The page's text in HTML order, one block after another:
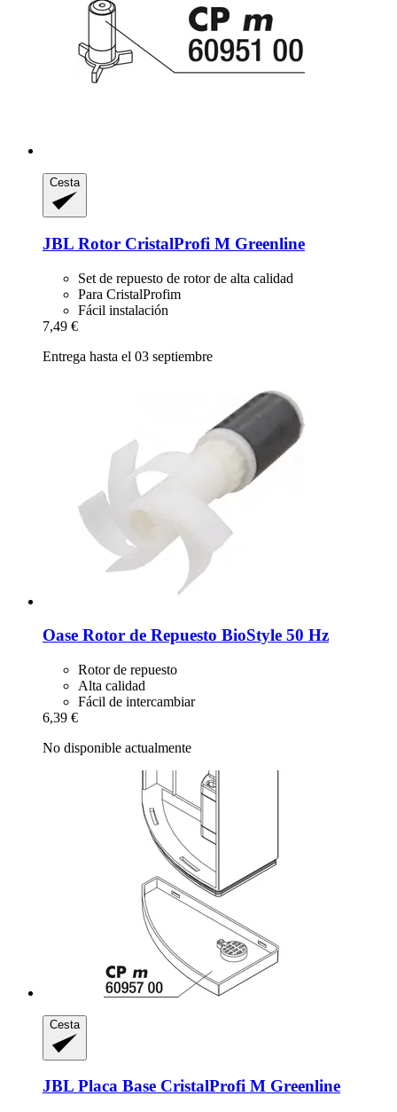
Cesta
JBL Rotor CristalProfi M Greenline
Set de repuesto de rotor de alta calidad
Para CristalProfim
Fácil instalación
7,49 €
Entrega hasta el 03 septiembre
Oase Rotor de Repuesto BioStyle 50 Hz
Rotor de repuesto
Alta calidad
Fácil de intercambiar
6,39 €
No disponible actualmente
Cesta
JBL Placa Base CristalProfi M Greenline